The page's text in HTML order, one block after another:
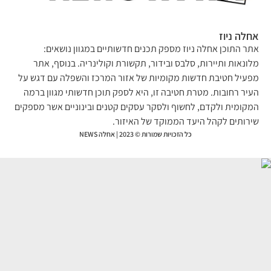
ניוז
התוכן אחלה ניוז מספק תכנים חדשותיים במגוון נושאים:
ותיירות, סלבס ובידור, תקשורת וקולינריה. בנוסף, אתר
חטיבת חדשות מקומיות של אזור המרכז והשפלה עם דגש על
רחובות. מטרת חטיבה זו, היא לספק תוכן חדשותי מגוון ברמה
ולקדם, לחשוף ולסקר עסקים קטנים ובינוניים אשר מספקים
לקהל היעד הממוקד של האיזור.
כל הזכויות שמורות © 2023 | אחלה NEWS